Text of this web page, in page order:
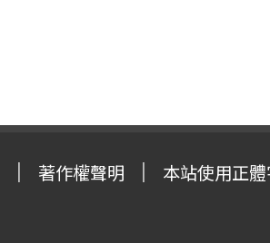
著作權聲明 本站使用正